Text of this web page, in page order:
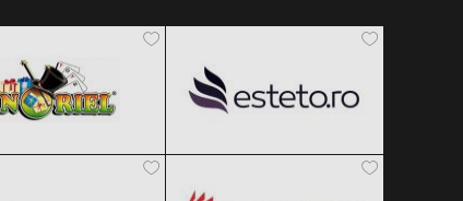
și Vezi Ofertele! Clic și Vezi Ofertele!